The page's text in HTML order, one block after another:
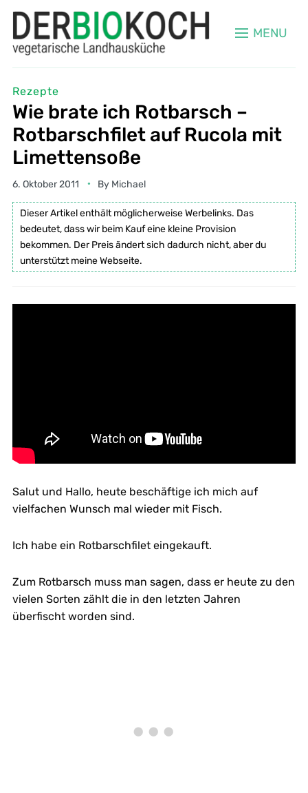
MENU
Rezepte
Wie brate ich Rotbarsch –
Rotbarschfilet auf Rucola mit
Limettensoße
6. Oktober 2011 By Michael
Dieser Artikel enthält möglicherweise Werbelinks. Das
bedeutet, dass wir beim Kauf eine kleine Provision
bekommen. Der Preis ändert sich dadurch nicht, aber du
unterstützt meine Webseite.
Salut und Hallo, heute beschäftige ich mich auf
vielfachen Wunsch mal wieder mit Fisch.
Ich habe ein Rotbarschfilet eingekauft.
Zum Rotbarsch muss man sagen, dass er heute zu den
vielen Sorten zählt die in den letzten Jahren
überfischt worden sind.